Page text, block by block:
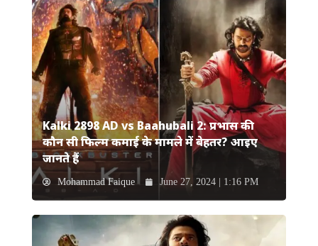
Kalki 2898 AD vs Baahubali 2: प्रभास की
कौन सी फिल्म कमाई के मामले में बेहतर? आइए
जानते हैं
Mohammad Faique June 27, 2024 | 1:16 PM